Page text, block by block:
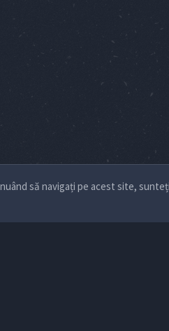
să navigați pe acest site,